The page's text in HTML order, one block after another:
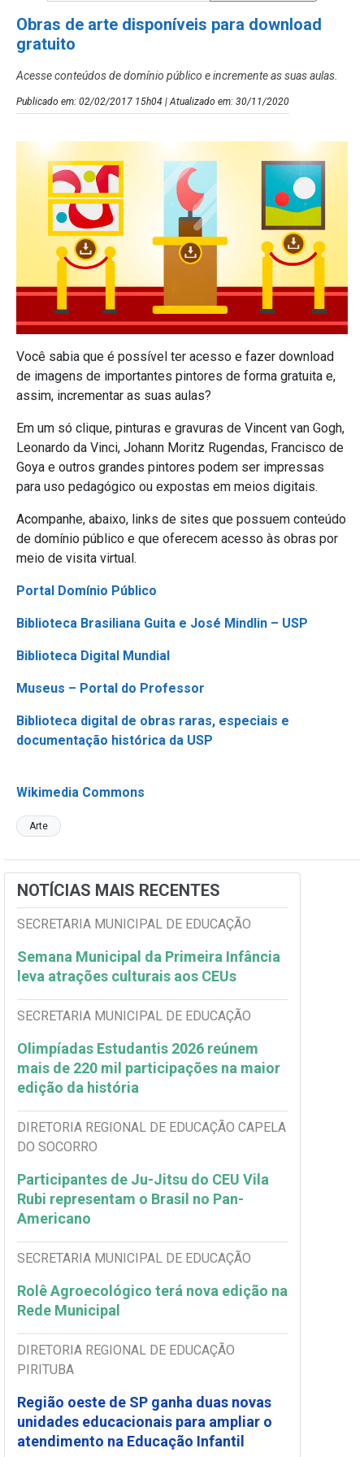
Obras de arte disponíveis para download
gratuito
Acesse conteúdos de domínio público e incremente as suas aulas.
Publicado em: 02/02/2017 15h04 | Atualizado em: 30/11/2020
Você sabia que é possível ter acesso e fazer download
de imagens de importantes pintores de forma gratuita e,
assim, incrementar as suas aulas?
Em um só clique, pinturas e gravuras de Vincent van Gogh,
Leonardo da Vinci, Johann Moritz Rugendas, Francisco de
Goya e outros grandes pintores podem ser impressas
para uso pedagógico ou expostas em meios digitais.
Acompanhe, abaixo, links de sites que possuem conteúdo
de domínio público e que oferecem acesso às obras por
meio de visita virtual.
Portal Domínio Público
Biblioteca Brasiliana Guita e José Mindlin – USP
Biblioteca Digital Mundial
Museus – Portal do Professor
Biblioteca digital de obras raras, especiais e
documentação histórica da USP
Wikimedia Commons
Arte
NOTÍCIAS MAIS RECENTES
SECRETARIA MUNICIPAL DE EDUCAÇÃO
Semana Municipal da Primeira Infância
leva atrações culturais aos CEUs
SECRETARIA MUNICIPAL DE EDUCAÇÃO
Olimpíadas Estudantis 2026 reúnem
mais de 220 mil participações na maior
edição da história
DIRETORIA REGIONAL DE EDUCAÇÃO CAPELA
DO SOCORRO
Participantes de Ju-Jitsu do CEU Vila
Rubi representam o Brasil no Pan-
Americano
SECRETARIA MUNICIPAL DE EDUCAÇÃO
Rolê Agroecológico terá nova edição na
Rede Municipal
DIRETORIA REGIONAL DE EDUCAÇÃO
PIRITUBA
Região oeste de SP ganha duas novas
unidades educacionais para ampliar o
atendimento na Educação Infantil